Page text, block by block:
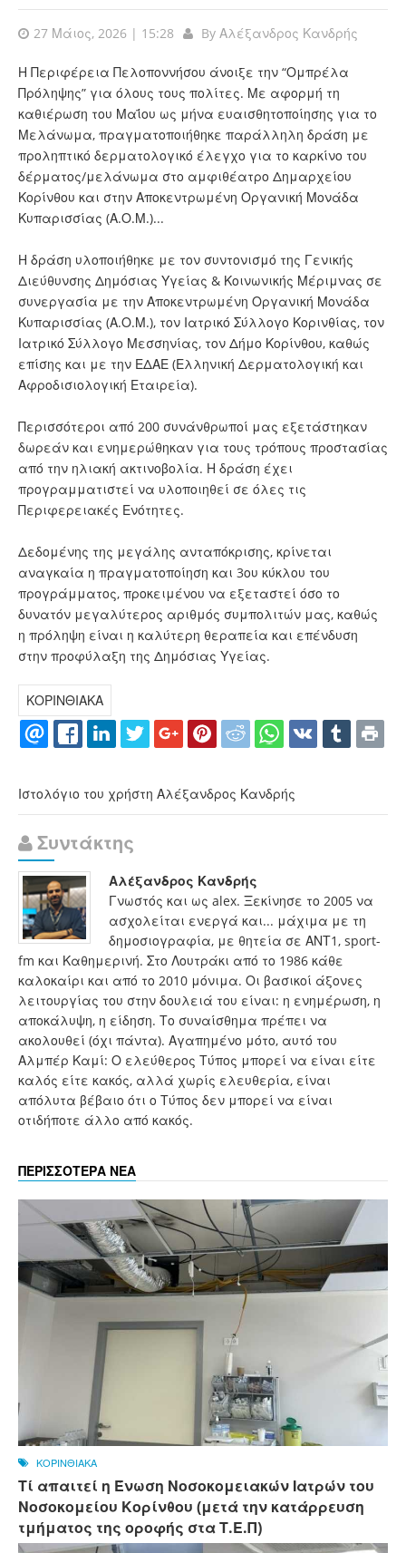
27 Μάιος, 2026 | 15:28 By Αλέξανδρος Κανδρής
Η Περιφέρεια Πελοποννήσου άνοιξε την “Ομπρέλα
Πρόληψης” για όλους τους πολίτες. Με αφορμή τη
καθιέρωση του Μαΐου ως μήνα ευαισθητοποίησης για το
Μελάνωμα, πραγματοποιήθηκε παράλληλη δράση με
προληπτικό δερματολογικό έλεγχο για το καρκίνο του
δέρματος/μελάνωμα στο αμφιθέατρο Δημαρχείου
Κορίνθου και στην Αποκεντρωμένη Οργανική Μονάδα
Κυπαρισσίας (Α.Ο.Μ.)...
Η δράση υλοποιήθηκε με τον συντονισμό της Γενικής
Διεύθυνσης Δημόσιας Υγείας & Κοινωνικής Μέριμνας σε
συνεργασία με την Αποκεντρωμένη Οργανική Μονάδα
Κυπαρισσίας (Α.Ο.Μ.), τον Ιατρικό Σύλλογο Κορινθίας, τον
Ιατρικό Σύλλογο Μεσσηνίας, τον Δήμο Κορίνθου, καθώς
επίσης και με την ΕΔΑΕ (Ελληνική Δερματολογική και
Αφροδισιολογική Εταιρεία).
Περισσότεροι από 200 συνάνθρωποί μας εξετάστηκαν
δωρεάν και ενημερώθηκαν για τους τρόπους προστασίας
από την ηλιακή ακτινοβολία. Η δράση έχει
προγραμματιστεί να υλοποιηθεί σε όλες τις
Περιφερειακές Ενότητες.
Δεδομένης της μεγάλης ανταπόκρισης, κρίνεται
αναγκαία η πραγματοποίηση και 3ου κύκλου του
προγράμματος, προκειμένου να εξεταστεί όσο το
δυνατόν μεγαλύτερος αριθμός συμπολιτών μας, καθώς
η πρόληψη είναι η καλύτερη θεραπεία και επένδυση
στην προφύλαξη της Δημόσιας Υγείας.
ΚΟΡΙΝΘΙΑΚΑ
Ιστολόγιο του χρήστη Αλέξανδρος Κανδρής
Συντάκτης
Αλέξανδρος Κανδρής
Γνωστός και ως alex. Ξεκίνησε το 2005 να
ασχολείται ενεργά και... μάχιμα με τη
δημοσιογραφία, με θητεία σε ΑΝΤ1, sport-
fm και Καθημερινή. Στο Λουτράκι από το 1986 κάθε
καλοκαίρι και από το 2010 μόνιμα. Οι βασικοί άξονες
λειτουργίας του στην δουλειά του είναι: η ενημέρωση, η
αποκάλυψη, η είδηση. Το συναίσθημα πρέπει να
ακολουθεί (όχι πάντα). Αγαπημένο μότο, αυτό του
Αλμπέρ Καμί: Ο ελεύθερος Τύπος μπορεί να είναι είτε
καλός είτε κακός, αλλά χωρίς ελευθερία, είναι
απόλυτα βέβαιο ότι ο Τύπος δεν μπορεί να είναι
οτιδήποτε άλλο από κακός.
ΠΕΡΙΣΣΟΤΕΡΑ ΝΕΑ
ΚΟΡΙΝΘΙΑΚΑ
Τί απαιτεί η Ένωση Νοσοκομειακών Ιατρών του
Νοσοκομείου Κορίνθου (μετά την κατάρρευση
τμήματος της οροφής στα Τ.Ε.Π)